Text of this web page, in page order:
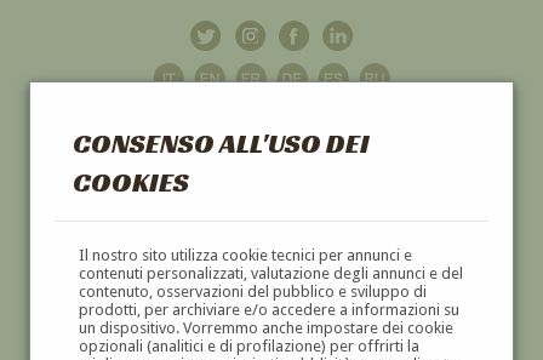
CONSENSO ALL'USO DEI
COOKIES
Il nostro sito utilizza cookie tecnici per annunci e
contenuti personalizzati, valutazione degli annunci e del
contenuto, osservazioni del pubblico e sviluppo di
prodotti, per archiviare e/o accedere a informazioni su
un dispositivo. Vorremmo anche impostare dei cookie
opzionali (analitici e di profilazione) per offrirti la
GALLERIAD'ARTE
DIPINTI E SCULTURE '800 E '900